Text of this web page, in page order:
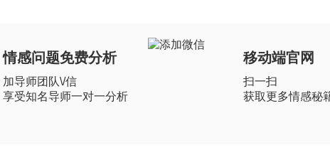
情感问题免费分析
加导师团队\/信
享受知名导师一对一分析
移动端官网
扫一扫
获取更多情感秘